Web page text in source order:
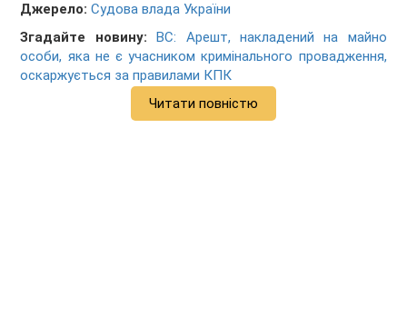
Джерело:Судова влада України
Згадайте новину:ВС: Арешт, накладений на майно
особи, яка не є учасником кримінального провадження,
оскаржується за правилами КПК
Читати повністю